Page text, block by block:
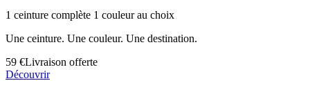
1 ceinture complète 1 couleur au choix
Une ceinture. Une couleur. Une destination.
59 €Livraison offerte
Découvrir